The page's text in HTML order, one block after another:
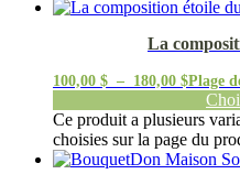
La
100,00 $ – 180,00 $Plage
Ce produit a plusieurs
choisies sur la page du